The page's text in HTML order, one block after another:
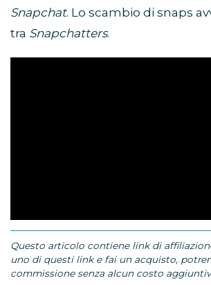
Snapchat. Lo scambio di snaps
tra Snapchatters.
Questo articolo contiene link di
uno di questi link e fai un acquisto,
commissione senza alcun costo